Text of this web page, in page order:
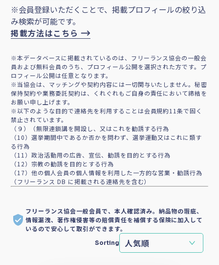
※会員登録いただくことで、掲載プロフィールの絞り込
み検索が可能です。
掲載方法はこちら
※本データベースに掲載されているのは、フリーランス協会の一般会
員および無料会員のうち、プロフィール公開を選択された方です。プ
ロフィール公開は任意となります。
※当協会は、マッチングや契約内容には一切関与いたしません。秘密
保持契約や業務委託契約は、くれぐれもご自身の責任において締結を
お願い申し上げます。
※以下のような目的で連絡先を利用することは会員規約11条で固く
禁止されています。
（９）（無限連鎖講を開設し、又はこれを勧誘する行為
（10）選挙期間中であるか否かを問わず、選挙運動又はこれに類す
る行為
（11）政治活動用の広告、宣伝、勧誘を目的とする行為
（12）宗教の勧誘を目的とする行為
（17）他の個人会員の個人情報を利用した一方的な営業・勧誘行為
（フリーランス DB に掲載される連絡先を含む）
フリーランス協会一般会員で、本人確認済み。納品物の瑕疵、
情報漏洩、著作権侵害等の賠償責任を補償する保険に加入して
いるので安心して取引ができます。
Sorting